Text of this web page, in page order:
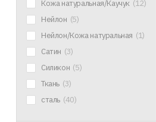
Кожа натуральная/Каучук (12)
Нейлон (5)
Нейлон/Кожа натуральная (1)
Сатин (3)
Силикон (5)
Ткань (3)
сталь (40)